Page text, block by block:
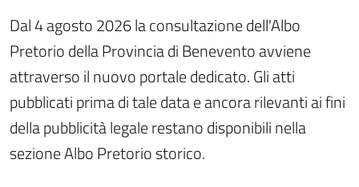
Dal 4 agosto 2026 la consultazione dell'Albo
Pretorio della Provincia di Benevento avviene
attraverso il nuovo portale dedicato. Gli atti
pubblicati prima di tale data e ancora rilevanti ai fini
della pubblicità legale restano disponibili nella
sezione Albo Pretorio storico.